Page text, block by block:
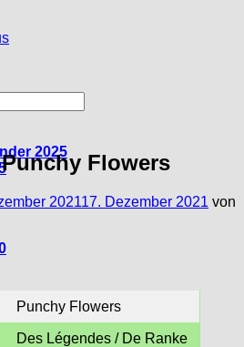
2025
Flowers
202117. Dezember 2021 von
Punchy Flowers
Des Légendes / De Ranke